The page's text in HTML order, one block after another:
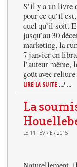
S’il y a un livre
pour ce qu’il
quel qu’il soit.
jusqu’au 30
marketing, la
7 janvier en
l’auteur même,
goût avec
LIRE LA SUITE .../ ...
La
LE 11 FÉVRIER 2015